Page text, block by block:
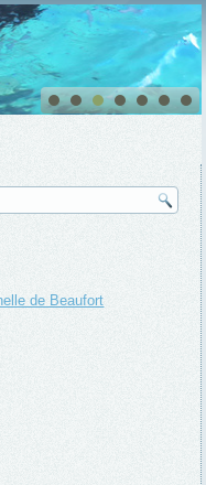
de Beaufort